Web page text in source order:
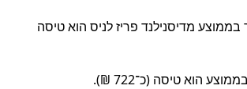
מדיסנילנד פריז לניס הוא טיסה
הוא טיסה (כ־722 ₪).